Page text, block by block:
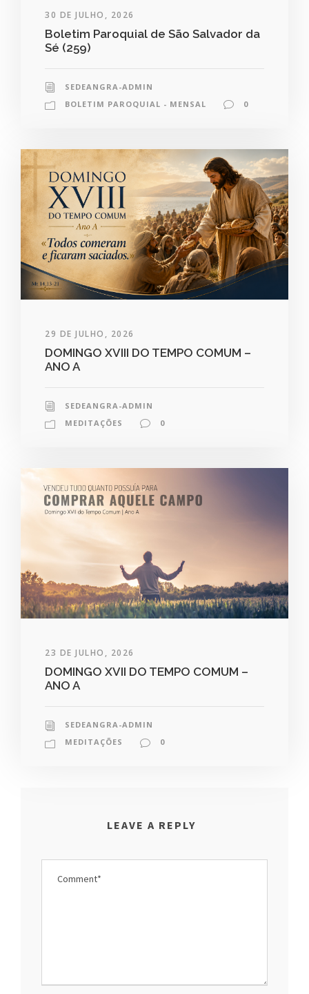
30 DE JULHO, 2026
Boletim Paroquial de São Salvador da
Sé (259)
SEDEANGRA-ADMIN
BOLETIM PAROQUIAL - MENSAL
0
29 DE JULHO, 2026
DOMINGO XVIII DO TEMPO COMUM –
ANO A
SEDEANGRA-ADMIN
MEDITAÇÕES
0
23 DE JULHO, 2026
DOMINGO XVII DO TEMPO COMUM –
ANO A
SEDEANGRA-ADMIN
MEDITAÇÕES
0
LEAVE A REPLY